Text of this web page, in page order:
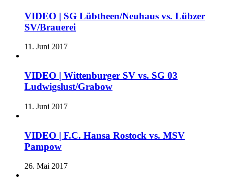
VIDEO | SG Lübtheen/Neuhaus vs. Lübzer
SV/Brauerei
11. Juni 2017
VIDEO | Wittenburger SV vs. SG 03
Ludwigslust/Grabow
11. Juni 2017
VIDEO | F.C. Hansa Rostock vs. MSV
Pampow
26. Mai 2017